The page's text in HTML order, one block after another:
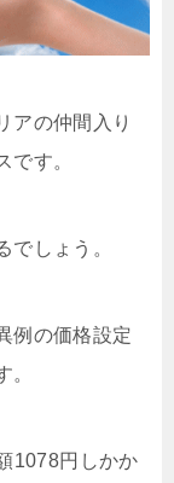
アの仲間入り
です。
でしょう。
例の価格設定
。
1078円しかか